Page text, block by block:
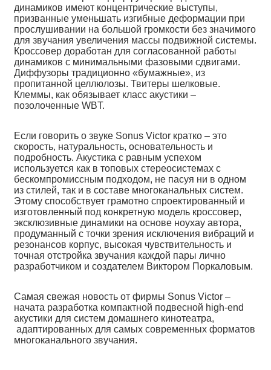
динамиков имеют концентрические выступы,
призванные уменьшать изгибные деформации при
прослушивании на большой громкости без значимого
для звучания увеличения массы подвижной системы.
Кроссовер доработан для согласованной работы
динамиков с минимальными фазовыми сдвигами.
Диффузоры традиционно «бумажные», из
пропитанной целлюлозы. Твитеры шелковые.
Клеммы, как обязывает класс акустики –
позолоченные WBT.
Если говорить о звуке Sonus Victor кратко – это
скорость, натуральность, основательность и
подробность. Акустика с равным успехом
используется как в топовых стереосистемах с
бескомпромиссным подходом, не пасуя ни в одном
из стилей, так и в составе многоканальных систем.
Этому способствует грамотно спроектированный и
изготовленный под конкретную модель кроссовер,
эксклюзивные динамики на основе ноухау автора,
продуманный с точки зрения исключения вибраций и
резонансов корпус, высокая чувствительность и
точная отстройка звучания каждой пары лично
разработчиком и создателем Виктором Поркаловым.
Самая свежая новость от фирмы Sonus Victor –
начата разработка компактной подвесной high-end
акустики для систем домашнего кинотеатра,
адаптированных для самых современных форматов
многоканального звучания.